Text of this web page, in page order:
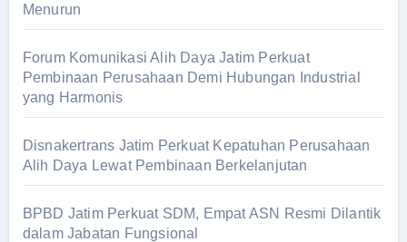
Menurun
Forum Komunikasi Alih Daya Jatim Perkuat
Pembinaan Perusahaan Demi Hubungan Industrial
yang Harmonis
Disnakertrans Jatim Perkuat Kepatuhan Perusahaan
Alih Daya Lewat Pembinaan Berkelanjutan
BPBD Jatim Perkuat SDM, Empat ASN Resmi Dilantik
dalam Jabatan Fungsional